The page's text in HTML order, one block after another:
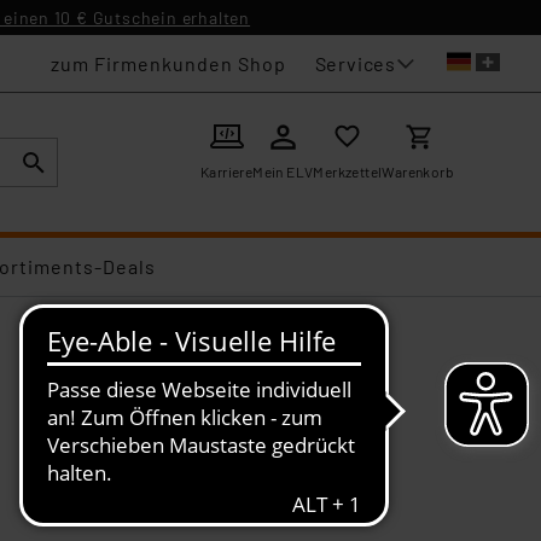
10 € Gutschein erhalten
zum Firmenkunden Shop Services
KarriereMein ELVMerkzettelWarenkorb
Deals